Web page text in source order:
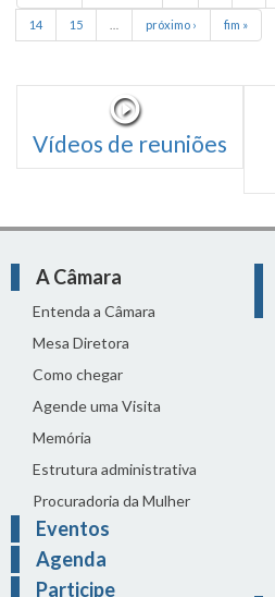
14 15 próximo › fim »
Vídeos de reuniões
A Câmara
Entenda a Câmara
Mesa Diretora
Como chegar
Agende uma Visita
Memória
Estrutura administrativa
Procuradoria da Mulher
Eventos
Agenda
Participe